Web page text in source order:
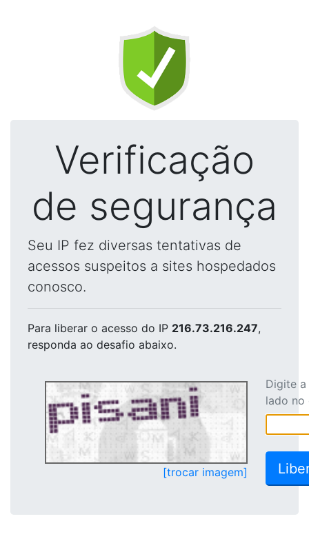
Verificação
de segurança
Seu IP fez diversas tentativas de
acessos suspeitos a sites hospedados
conosco.
Para liberar o acesso do IP 216.73.216.247,
responda ao desafio abaixo.
[trocar imagem]
Digite
lado no